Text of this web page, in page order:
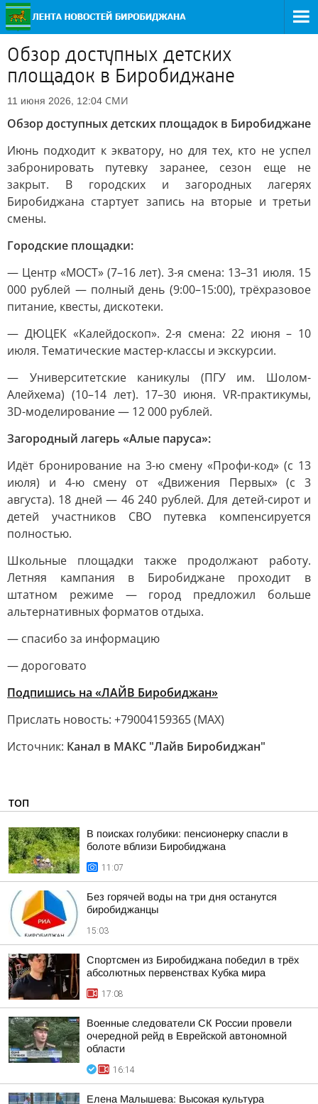
Обзор доступных детских
площадок в Биробиджане
11 июня 2026, 12:04 СМИ
Обзор доступных детских площадок в Биробиджане
Июнь подходит к экватору, но для тех, кто не успел
забронировать путевку заранее, сезон еще не
закрыт. В городских и загородных лагерях
Биробиджана стартует запись на вторые и третьи
смены.
Городские площадки:
— Центр «МОСТ» (7–16 лет). 3-я смена: 13–31 июля. 15
000 рублей — полный день (9:00–15:00), трёхразовое
питание, квесты, дискотеки.
— ДЮЦЕК «Калейдоскоп». 2-я смена: 22 июня – 10
июля. Тематические мастер-классы и экскурсии.
— Университетские каникулы (ПГУ им. Шолом-
Алейхема) (10–14 лет). 17–30 июня. VR-практикумы,
3D-моделирование — 12 000 рублей.
Загородный лагерь «Алые паруса»:
Идёт бронирование на 3-ю смену «Профи-код» (с 13
июля) и 4-ю смену от «Движения Первых» (с 3
августа). 18 дней — 46 240 рублей. Для детей-сирот и
детей участников СВО путевка компенсируется
полностью.
Школьные площадки также продолжают работу.
Летняя кампания в Биробиджане проходит в
штатном режиме — город предложил больше
альтернативных форматов отдыха.
— спасибо за информацию
— дороговато
Подпишись на «ЛАЙВ Биробиджан»
Прислать новость: +79004159365 (МАХ)
Источник: Канал в МАКС "Лайв Биробиджан"
ТОП
В поисках голубики: пенсионерку спасли в
болоте вблизи Биробиджана
11:07
Без горячей воды на три дня останутся
биробиджанцы
15:03
Спортсмен из Биробиджана победил в трёх
абсолютных первенствах Кубка мира
17:08
Военные следователи СК России провели
очередной рейд в Еврейской автономной
области
16:14
Елена Малышева: Высокая культура